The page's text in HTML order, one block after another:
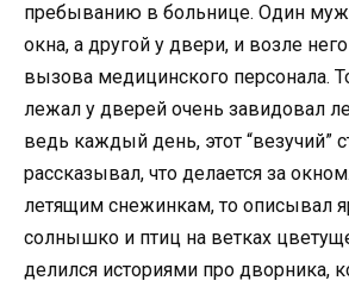
пребыванию в больнице. Один
окна, а другой у двери, и возле
вызова медицинского персонала.
лежал у дверей очень завидовал
ведь каждый день, этот “везучий”
рассказывал, что делается за
летящим снежинкам, то описывал
солнышко и птиц на ветках
делился историями про дворника,